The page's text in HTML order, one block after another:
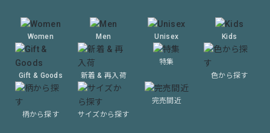
Women Men Unisex Kids
Gift & Goods 新着 & 再入荷
特集
色から探す
柄から探す サイズから探す
完売間近